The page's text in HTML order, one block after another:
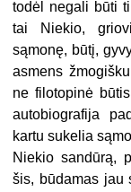
todėl negali būti
tai Niekio,
sąmonę, būtį,
asmens
ne filotopinė
autobiografija
kartu sukelia
Niekio sandūrą,
šis, būdamas jau